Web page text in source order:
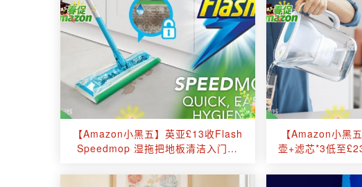
【Amazon小黑五】英亚£13收Flash
Speedmop 湿拖把地板清洁入门套
【Amazon小黑
壶+滤芯*3低至